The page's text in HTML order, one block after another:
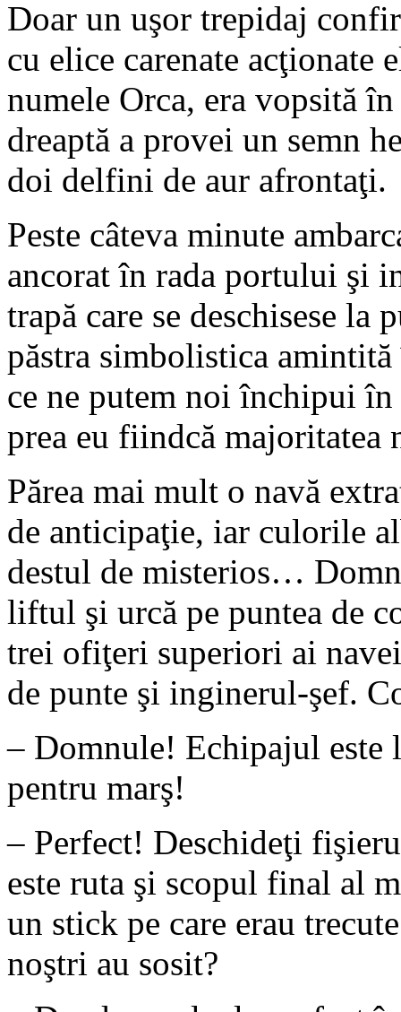
Doar un uşor trepidaj
cu elice carenate acţionate
numele Orca, era vopsită
dreaptă a provei un semn
doi delfini de aur afrontaţi.
Peste câteva minute
ancorat în rada portului şi
trapă care se deschisese
păstra simbolistica
ce ne putem noi închipui
prea eu fiindcă majoritatea
Părea mai mult o navă
de anticipaţie, iar culorile
destul de misterios…
liftul şi urcă pe puntea de
trei ofiţeri superiori ai
de punte şi inginerul-şef.
– Domnule! Echipajul este
pentru marş!
– Perfect! Deschideţi
este ruta şi scopul final al
un stick pe care erau
noştri au sosit?